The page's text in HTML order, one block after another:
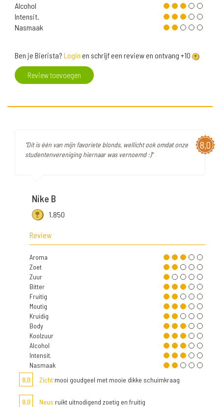
Alcohol
Intensit.
Nasmaak
Ben je Bierista? Login en schrijf een review en ontvang +10
Review toevoegen
8,0
"Dit is één van mijn favoriete blonds, wellicht ook omdat onze
studentenvereniging hiernaar was vernoemd :)"
Nike B
1.850
Review
Aroma
Zoet
Zuur
Bitter
Fruitig
Moutig
Kruidig
Body
Koolzuur
Alcohol
Intensit.
Nasmaak
8,0
Zicht mooi goudgeel met mooie dikke schuimkraag
8,0 Neus ruikt uitnodigend zoetig en fruitig